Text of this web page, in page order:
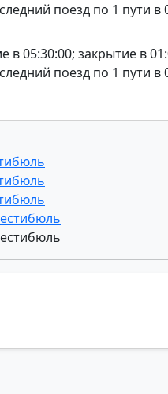
поезд по 1 пути в
в 05:30:00; закрытие в
поезд по 1 пути в